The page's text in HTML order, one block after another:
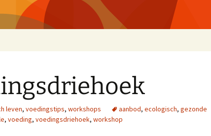
leven, voedingstips, workshops aanbod, ecologisch, gezonde
, voeding, voedingsdriehoek, workshop